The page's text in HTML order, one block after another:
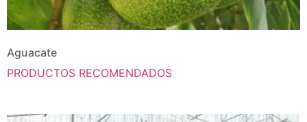
Aguacate
PRODUCTOS RECOMENDADOS